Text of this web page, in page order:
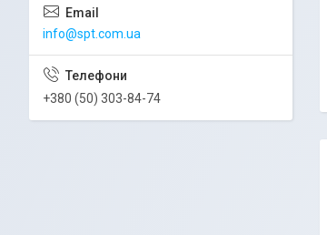
info@spt.com.ua
+380 (50) 303-84-74